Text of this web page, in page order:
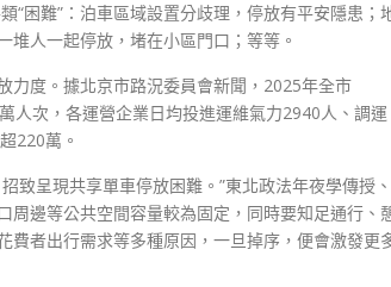
“困難”：泊車區域設置分歧理，停放有平安隱患；
人一起停放，堵在小區門口；等等。
力度。據北京市路況委員會新聞，2025年全市
人次，各運營企業日均投進運維氣力2940人、調運
220萬。
致呈現共享單車停放困難。”東北政法年夜學傳授、
邊等公共空間容量較為固定，同時要知足通行、
者出行需求等多種原因，一旦掉序，便會激發更